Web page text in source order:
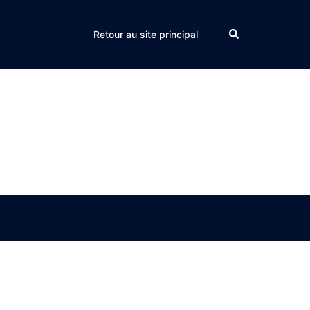
Retour au site principal Search